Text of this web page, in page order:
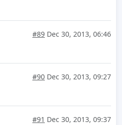
#89 Dec 30, 2013, 06:46
#90 Dec 30, 2013, 09:27
#91 Dec 30, 2013, 09:37